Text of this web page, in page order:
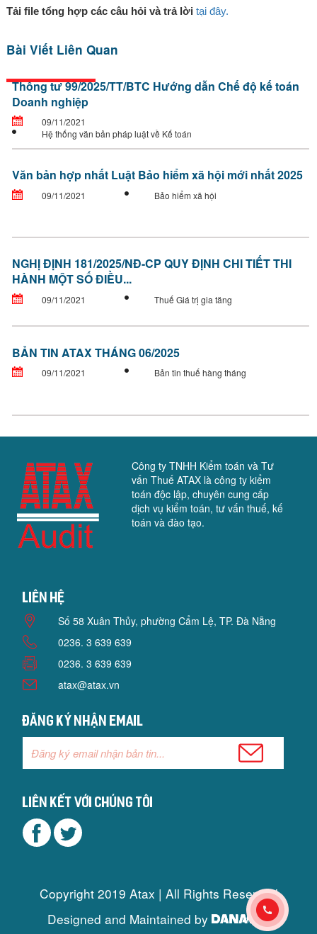
Tải file tổng hợp các câu hỏi và trả lời tại đây.
Bài Viết Liên Quan
Thông tư 99/2025/TT/BTC Hướng dẫn Chế độ kế toán
Doanh nghiệp
09/11/2021
Hệ thống văn bản pháp luật về Kế toán
Văn bản hợp nhất Luật Bảo hiểm xã hội mới nhất 2025
09/11/2021 Bảo hiểm xã hội
NGHỊ ĐỊNH 181/2025/NĐ-CP QUY ĐỊNH CHI TIẾT THI
HÀNH MỘT SỐ ĐIỀU...
09/11/2021 Thuế Giá trị gia tăng
BẢN TIN ATAX THÁNG 06/2025
09/11/2021 Bản tin thuế hàng tháng
Công ty TNHH Kiểm toán và Tư
vấn Thuế ATAX là công ty kiểm
toán độc lập, chuyên cung cấp
dịch vụ kiểm toán, tư vấn thuế, kế
toán và đào tạo.
Liên hệ
Số 58 Xuân Thủy, phường Cẩm Lệ, TP. Đà Nẵng
0236. 3 639 639
0236. 3 639 639
atax@atax.vn
Đăng ký nhận email
Liên kết với chúng tôi
Copyright 2019 Atax | All Rights Reserved
Designed and Maintained by